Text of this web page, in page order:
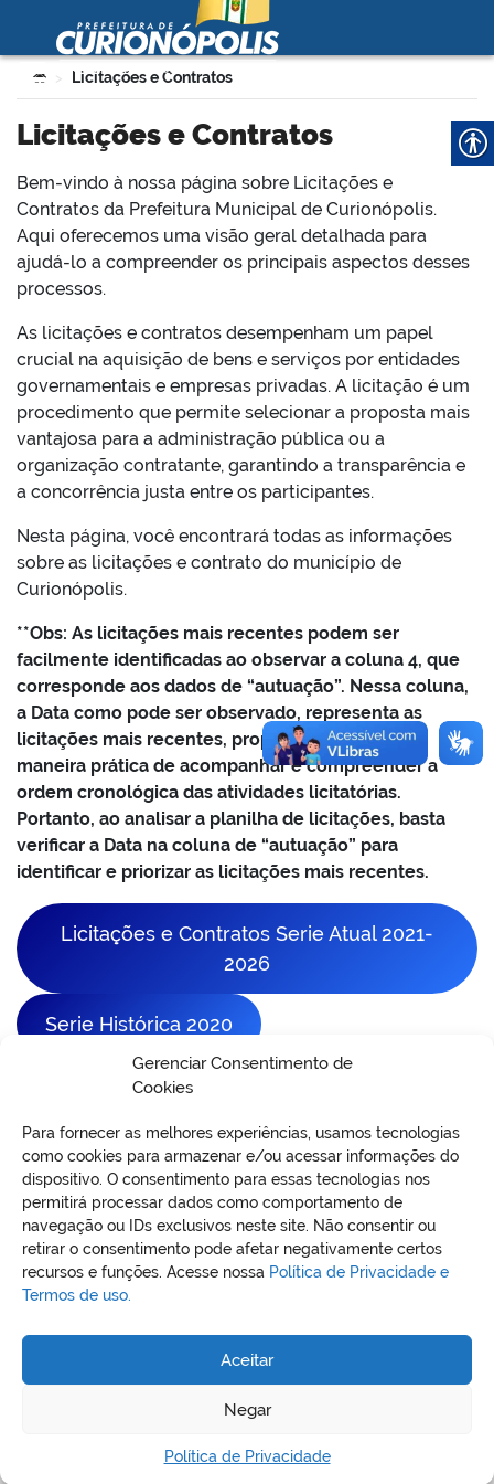
Gerenciar Consentimento de
Cookies
Para fornecer as melhores experiências, usamos tecnologias
como cookies para armazenar e/ou acessar informações do
dispositivo. O consentimento para essas tecnologias nos
permitirá processar dados como comportamento de
navegação ou IDs exclusivos neste site. Não consentir ou
retirar o consentimento pode afetar negativamente certos
recursos e funções. Acesse nossa Política de Privacidade e
Termos de uso.
Aceitar
Negar
Política de Privacidade
Ir para o conteúdo
Prefeitura Municipal de
Curionópolis
portal
Você está aqui:
> Licitações e Contratos
Licitações e Contratos
Bem-vindo à nossa página sobre Licitações e
Contratos da Prefeitura Municipal de Curionópolis.
Aqui oferecemos uma visão geral detalhada para
ajudá-lo a compreender os principais aspectos desses
processos.
As licitações e contratos desempenham um papel
crucial na aquisição de bens e serviços por entidades
governamentais e empresas privadas. A licitação é um
procedimento que permite selecionar a proposta mais
vantajosa para a administração pública ou a
organização contratante, garantindo a transparência e
a concorrência justa entre os participantes.
Nesta página, você encontrará todas as informações
sobre as licitações e contrato do município de
Curionópolis.
**Obs: As licitações mais recentes podem ser
facilmente identificadas ao observar a coluna 4, que
corresponde aos dados de “autuação”. Nessa coluna,
a Data como pode ser observado, representa as
licitações mais recentes, proporcionando uma
maneira prática de acompanhar e compreender a
ordem cronológica das atividades licitatórias.
Portanto, ao analisar a planilha de licitações, basta
verificar a Data na coluna de “autuação” para
identificar e priorizar as licitações mais recentes.
Licitações e Contratos Serie Atual 2021-
2026
Serie Histórica 2020